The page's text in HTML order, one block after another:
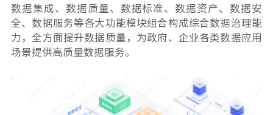
数据集成、数据质量、数据标准、数据资产、数据安
全、数据服务等各大功能模块组合构成综合数据治理能
力，全方面提升数据质量，为政府、企业各类数据应用
场景提供高质量数据服务。